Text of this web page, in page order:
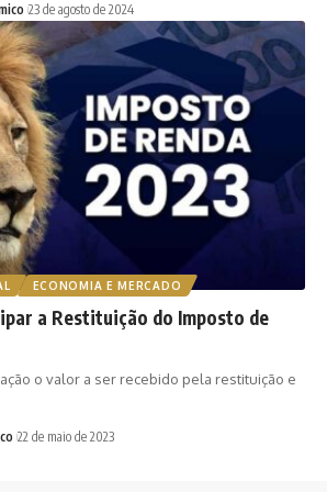
23 de agosto de 2024
ECONOMIA E MERCADO
a Restituição do Imposto de
o valor a ser recebido pela restituição e
22 de maio de 2023